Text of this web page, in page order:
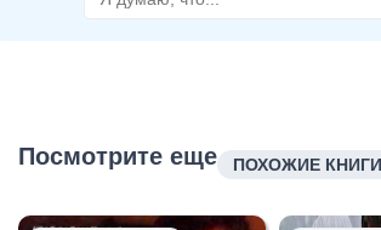
Посмотрите еще ПОХОЖИЕ